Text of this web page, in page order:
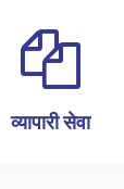
व्यापारी सेवा